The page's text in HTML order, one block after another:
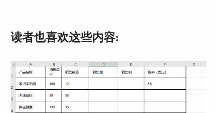
读者也喜欢这些内容: